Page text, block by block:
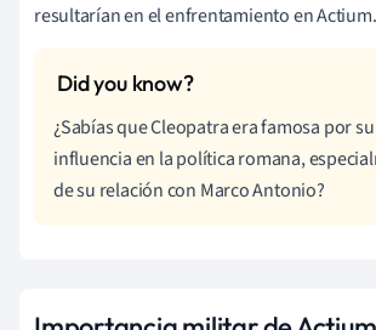
resultarían en el enfrentamiento en Actium.
¿Sabías que Cleopatra era famosa por
influencia en la política romana,
de su relación con Marco Antonio?